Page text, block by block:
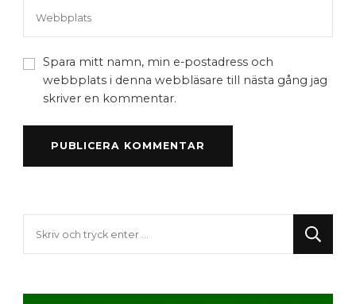
Spara mitt namn, min e-postadress och
webbplats i denna webbläsare till nästa gång jag
skriver en kommentar.
något?